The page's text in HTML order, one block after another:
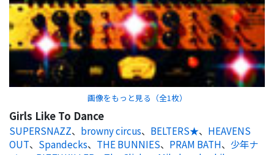
画像をもっと見る（全1 枚）
Girls Like To Dance
SUPERSNAZZ、 browny circus、 BELTERS★、 HEAVENS
OUT、 Spandecks、 THE BUNNIES、 PRAM BATH、 少年ナ